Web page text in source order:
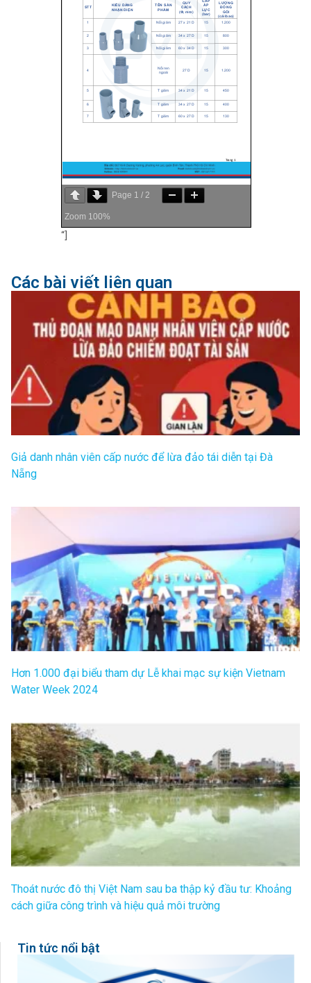
Page 1 / 2
Zoom 100%
“]
Các bài viết liên quan
Giả danh nhân viên cấp nước để lừa đảo tái diễn tại Đà
Nẵng
Hơn 1.000 đại biểu tham dự Lễ khai mạc sự kiện Vietnam
Water Week 2024
Thoát nước đô thị Việt Nam sau ba thập kỷ đầu tư: Khoảng
cách giữa công trình và hiệu quả môi trường
Tin tức nổi bật